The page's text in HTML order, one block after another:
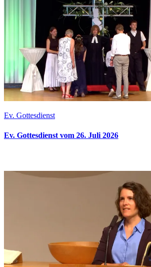
Ev. Gottesdienst
Ev. Gottesdienst vom 26. Juli 2026